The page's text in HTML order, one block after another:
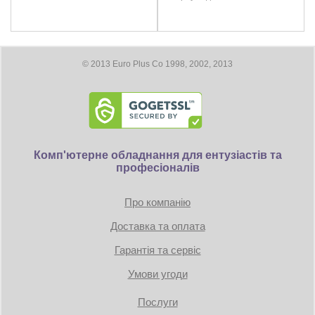
Длина видеокарты 304 мм
Требование к блоку питания:
Коннекторы: 1 x 8-pin
© 2013 Euro Plus Co 1998, 2002, 2013
Комп'ютерне обладнання для ентузіастів та
професіоналів
Про компанію
Доставка та оплата
Гарантія та сервіс
Умови угоди
Послуги